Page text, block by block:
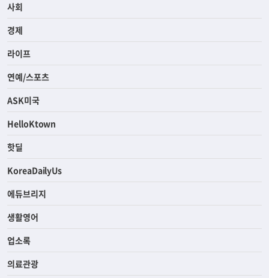
사회
경제
라이프
연예/스포츠
ASK미국
HelloKtown
핫딜
KoreaDailyUs
에듀브리지
생활영어
업소록
의료관광